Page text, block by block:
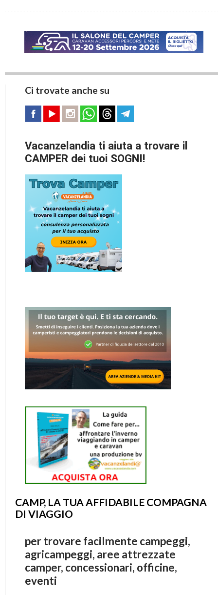
Ci trovate anche su
Vacanzelandia ti aiuta a trovare il
CAMPER dei tuoi SOGNI!
CAMP, LA TUA AFFIDABILE COMPAGNA
DI VIAGGIO
per trovare facilmente campeggi,
agricampeggi, aree attrezzate
camper, concessionari, officine,
eventi